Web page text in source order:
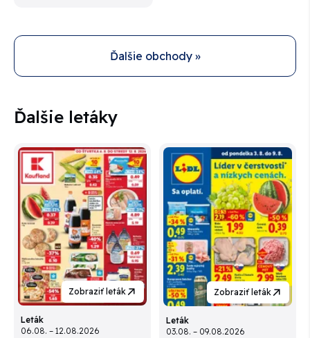
Ďalšie obchody »
Ďalšie letáky
Zobraziť leták
Leták
06.08. – 12.08.2026
Zobraziť leták
Leták
03.08. – 09.08.2026